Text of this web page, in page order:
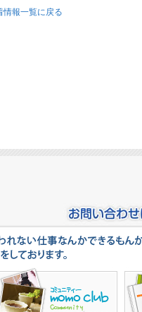
報一覧に戻る